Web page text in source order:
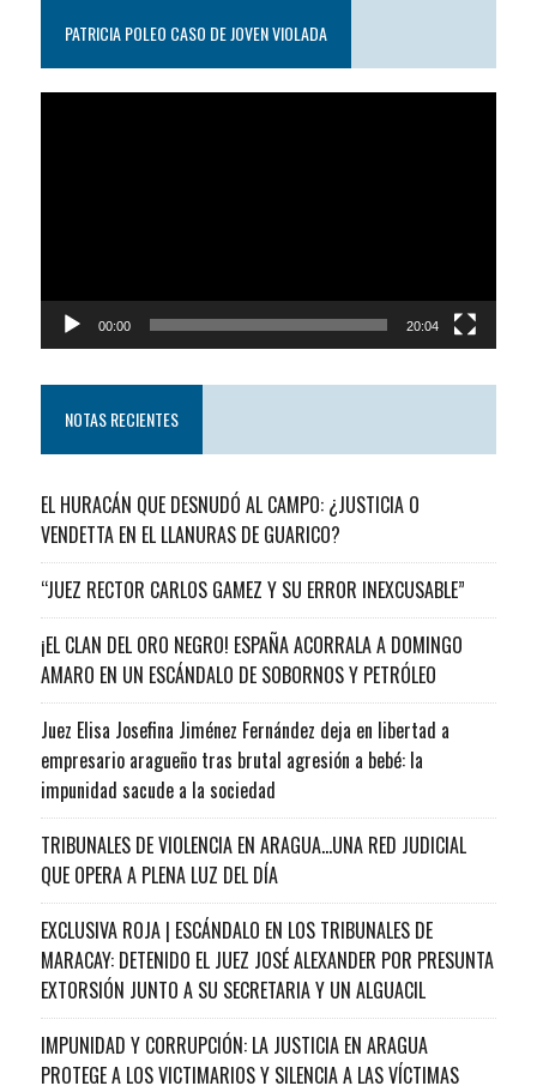
PATRICIA POLEO CASO DE JOVEN VIOLADA
00:00 20:04
NOTAS RECIENTES
EL HURACÁN QUE DESNUDÓ AL CAMPO: ¿JUSTICIA O
VENDETTA EN EL LLANURAS DE GUARICO?
“JUEZ RECTOR CARLOS GAMEZ Y SU ERROR INEXCUSABLE”
¡EL CLAN DEL ORO NEGRO! ESPAÑA ACORRALA A DOMINGO
AMARO EN UN ESCÁNDALO DE SOBORNOS Y PETRÓLEO
Juez Elisa Josefina Jiménez Fernández deja en libertad a
empresario aragueño tras brutal agresión a bebé: la
impunidad sacude a la sociedad
TRIBUNALES DE VIOLENCIA EN ARAGUA…UNA RED JUDICIAL
QUE OPERA A PLENA LUZ DEL DÍA
EXCLUSIVA ROJA | ESCÁNDALO EN LOS TRIBUNALES DE
MARACAY: DETENIDO EL JUEZ JOSÉ ALEXANDER POR PRESUNTA
EXTORSIÓN JUNTO A SU SECRETARIA Y UN ALGUACIL
IMPUNIDAD Y CORRUPCIÓN: LA JUSTICIA EN ARAGUA
PROTEGE A LOS VICTIMARIOS Y SILENCIA A LAS VÍCTIMAS